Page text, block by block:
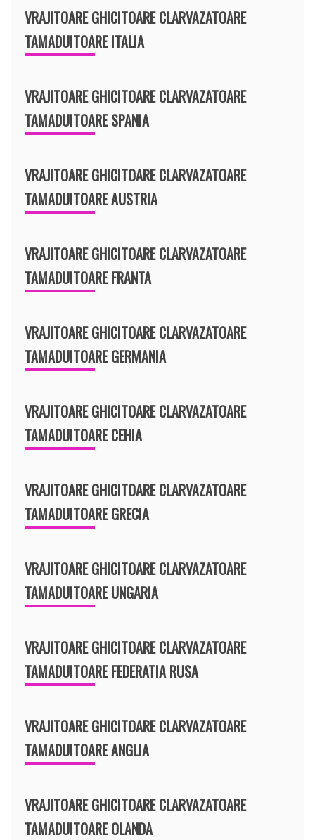
VRAJITOARE GHICITOARE CLARVAZATOARE
TAMADUITOARE ITALIA
VRAJITOARE GHICITOARE CLARVAZATOARE
TAMADUITOARE SPANIA
VRAJITOARE GHICITOARE CLARVAZATOARE
TAMADUITOARE AUSTRIA
VRAJITOARE GHICITOARE CLARVAZATOARE
TAMADUITOARE FRANTA
VRAJITOARE GHICITOARE CLARVAZATOARE
TAMADUITOARE GERMANIA
VRAJITOARE GHICITOARE CLARVAZATOARE
TAMADUITOARE CEHIA
VRAJITOARE GHICITOARE CLARVAZATOARE
TAMADUITOARE GRECIA
VRAJITOARE GHICITOARE CLARVAZATOARE
TAMADUITOARE UNGARIA
VRAJITOARE GHICITOARE CLARVAZATOARE
TAMADUITOARE FEDERATIA RUSA
VRAJITOARE GHICITOARE CLARVAZATOARE
TAMADUITOARE ANGLIA
VRAJITOARE GHICITOARE CLARVAZATOARE
TAMADUITOARE OLANDA